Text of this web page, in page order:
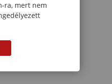
ra, mert nem